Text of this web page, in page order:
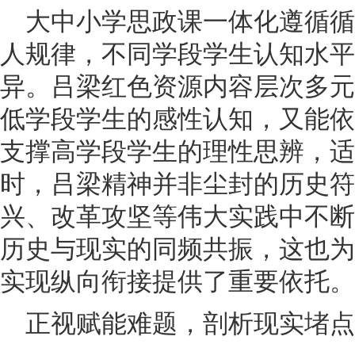
大中小学思政课一体化遵循
人规律，不同学段学生认知水
异。吕梁红色资源内容层次多
低学段学生的感性认知，又能
支撑高学段学生的理性思辨，
时，吕梁精神并非尘封的历史
兴、改革攻坚等伟大实践中不
历史与现实的同频共振，这也
实现纵向衔接提供了重要依托。
正视赋能难题，剖析现实堵点